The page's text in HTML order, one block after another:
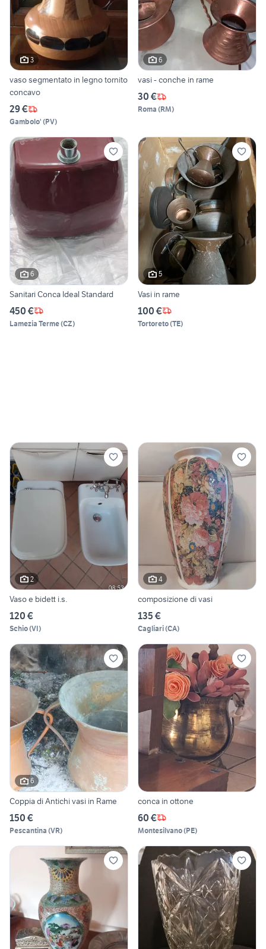
3
vaso segmentato in legno tornito
concavo
29 €
Gambolo' (PV)
6
vasi - conche in rame
30 €
Roma (RM)
6
Sanitari Conca Ideal Standard
450 €
Lamezia Terme(CZ)
5
Vasi in rame
100 €
Tortoreto(TE)
2
Vaso e bidett i.s.
120 €
Schio(VI)
4
composizione di vasi
135 €
Cagliari(CA)
6
Coppia di Antichi vasi in Rame
150 €
Pescantina (VR)
conca in ottone
60 €
Montesilvano(PE)